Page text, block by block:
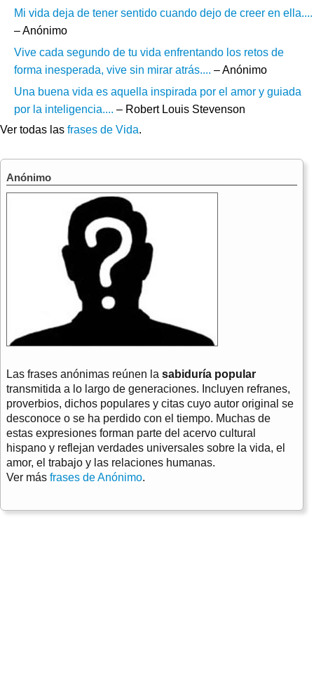
Mi vida deja de tener sentido cuando dejo de creer en ella....
– Anónimo
Vive cada segundo de tu vida enfrentando los retos de
forma inesperada, vive sin mirar atrás.... – Anónimo
Una buena vida es aquella inspirada por el amor y guiada
por la inteligencia.... – Robert Louis Stevenson
Ver todas las frases de Vida.
Anónimo
Las frases anónimas reúnen la sabiduría popular
transmitida a lo largo de generaciones. Incluyen refranes,
proverbios, dichos populares y citas cuyo autor original se
desconoce o se ha perdido con el tiempo. Muchas de
estas expresiones forman parte del acervo cultural
hispano y reflejan verdades universales sobre la vida, el
amor, el trabajo y las relaciones humanas.
Ver más frases de Anónimo.